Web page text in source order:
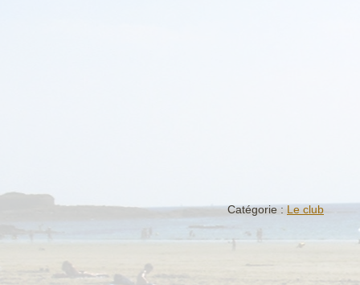
Catégorie :Le club